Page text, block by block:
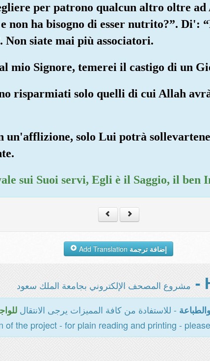
per patrono qualcun altro oltre
non ha bisogno di esser nutrito?”. Di':
siate mai più associatori.
mio Signore, temerei il castigo di un
risparmiati solo quelli di cui Allah
un'afflizione, solo Lui potrà
sui Suoi servi, Egli è il Saggio, il ben
إضافة ترجمة
مشروع المصحف الإلكتروني بجامعة الملك سعود
- للاستفادة من كافة المميزات يرجى الانتقال
of the project - for plain reading and printing -